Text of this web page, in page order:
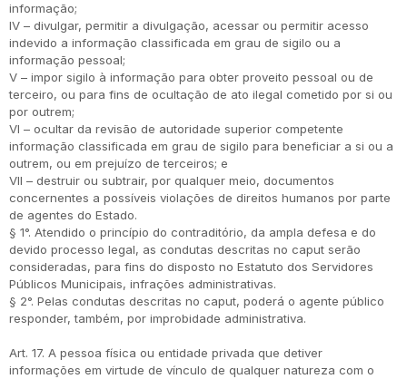
informação;
IV – divulgar, permitir a divulgação, acessar ou permitir acesso
indevido a informação classificada em grau de sigilo ou a
informação pessoal;
V – impor sigilo à informação para obter proveito pessoal ou de
terceiro, ou para fins de ocultação de ato ilegal cometido por si ou
por outrem;
VI – ocultar da revisão de autoridade superior competente
informação classificada em grau de sigilo para beneficiar a si ou a
outrem, ou em prejuízo de terceiros; e
VII – destruir ou subtrair, por qualquer meio, documentos
concernentes a possíveis violações de direitos humanos por parte
de agentes do Estado.
§ 1°. Atendido o princípio do contraditório, da ampla defesa e do
devido processo legal, as condutas descritas no caput serão
consideradas, para fins do disposto no Estatuto dos Servidores
Públicos Municipais, infrações administrativas.
§ 2°. Pelas condutas descritas no caput, poderá o agente público
responder, também, por improbidade administrativa.
Art. 17. A pessoa física ou entidade privada que detiver
informações em virtude de vínculo de qualquer natureza com o